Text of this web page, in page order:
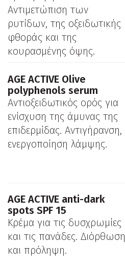
Αντιμετώπιση των
ρυτίδων, της οξειδωτικής
φθοράς και της
κουρασμένης όψης.
ΑGE ACTIVE Olive
polyphenols serum
Αντιοξειδωτικός ορός για
ενίσχυση της άμυνας της
επιδερμίδας. Αντιγήρανση,
ενεργοποίηση λάμψης.
ΑGE ACTIVE anti-dark
spots SPF 15
Κρέμα για τις δυσχρωμίες
και τις πανάδες. Διόρθωση
και πρόληψη.